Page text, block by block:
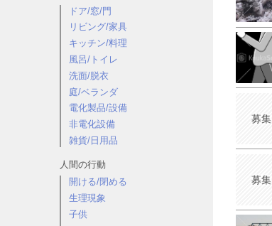
ドア/窓/門
リビング/家具
キッチン/料理
風呂/トイレ
洗面/脱衣
庭/ベランダ
電化製品/設備
非電化設備
雑貨/日用品
人間の行動
開ける/閉める
生理現象
子供
募集
募集